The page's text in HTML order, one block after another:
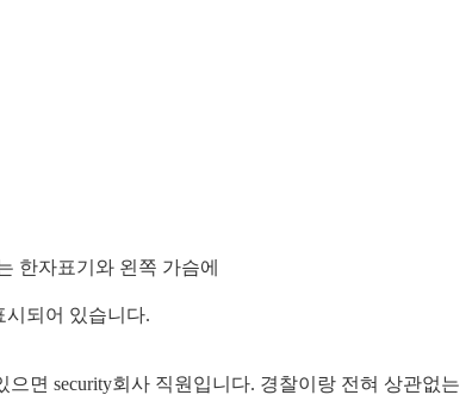
한자표기와 왼쪽 가슴에
시되어 있습니다.
면 security회사 직원입니다. 경찰이랑 전혀 상관없는